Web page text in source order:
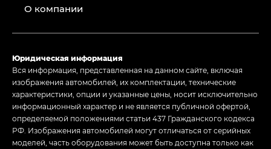
О компании
Юридическая информация
Вся информация, представленная на данном сайте, включая
изображения автомобилей, их комплектации, технические
характеристики, опции и указанные цены, носит исключительно
информационный характер и не является публичной офертой,
определяемой положениями статьи 437 Гражданского кодекса
РФ. Изображения автомобилей могут отличаться от серийных
моделей, часть оборудования может быть доступна только как